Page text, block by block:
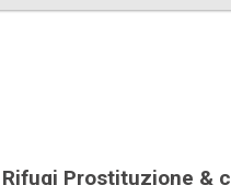
Rifugi Prostituzione &